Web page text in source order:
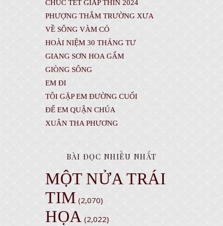
CHÚC TẾT GIÁP THÌN 2024
PHƯỢNG THẮM TRƯỜNG XƯA
VỀ SÔNG VÀM CỎ
HOÀI NIỆM 30 THÁNG TƯ
GIANG SƠN HOA GẤM
GIÒNG SÔNG
EM ĐI
TÔI GẶP EM ĐƯỜNG CUỐI
ĐỂ EM QUẬN CHÚA
XUÂN THA PHƯƠNG
BÀI ĐỌC NHIỀU NHẤT
MỘT NỬA TRÁI
TIM (2,070)
HỌA (2,022)